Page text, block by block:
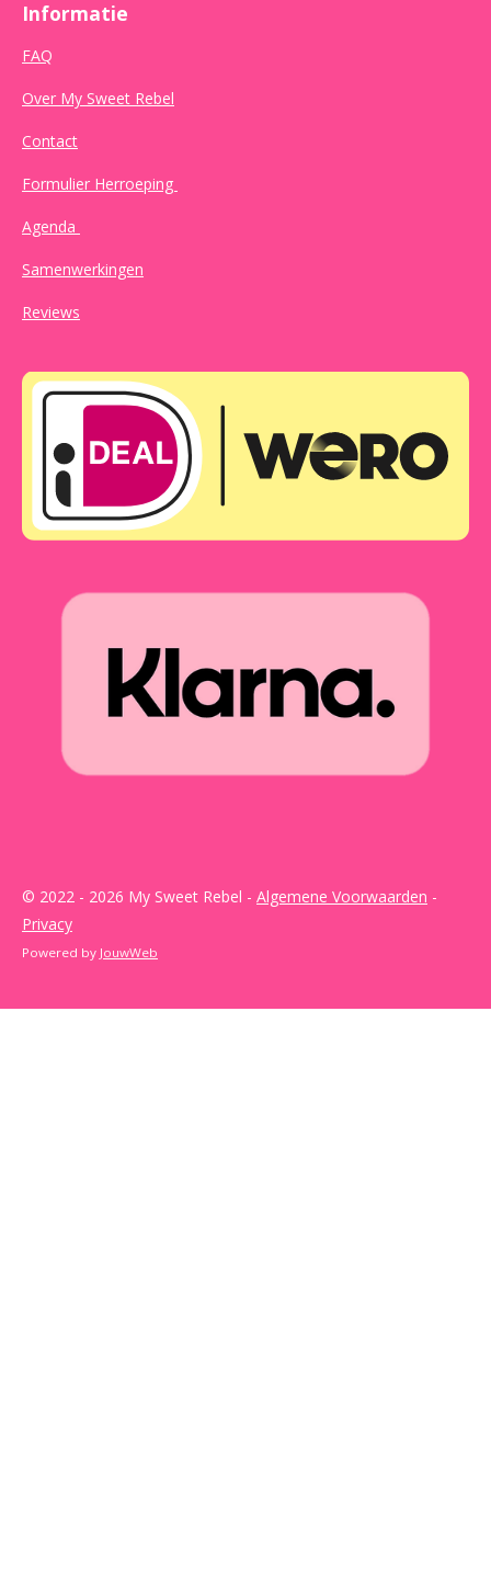
Informatie
FAQ
Over My Sweet Rebel
Contact
Formulier Herroeping
Agenda
Samenwerkingen
Reviews
© 2022 - 2026 My Sweet Rebel - Algemene Voorwaarden -
Privacy
Powered by JouwWeb